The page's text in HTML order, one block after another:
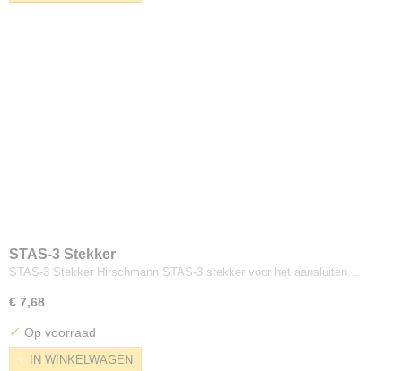
STAS-3 Stekker
STAS-3 Stekker Hirschmann STAS-3 stekker voor het aansluiten…
€ 7,68
✓ Op voorraad
IN WINKELWAGEN